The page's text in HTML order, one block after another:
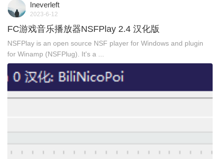
Ineverleft
2023-6-12
FC游戏音乐播放器NSFPlay 2.4 汉化版
NSFPlay is an open source NSF player for Windows and plugin
for Winamp (NSFPlug). It's a ...